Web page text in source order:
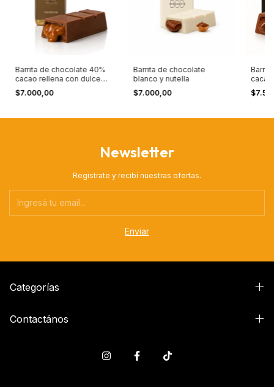
Barrita de chocolate 40%
cacao rellena con dulce
de leche
$7.000,00
Barrita de chocolate
blanco y nutella
$7.000,00
Newsletter
Registrate y recibí nuestras ofertas.
Categorías
Contactános